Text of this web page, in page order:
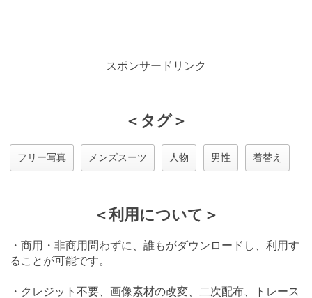
スポンサードリンク
＜タグ＞
フリー写真 メンズスーツ 人物 男性 着替え
＜利用について＞
・商用・非商用問わずに、誰もがダウンロードし、利用す
ることが可能です。
・クレジット不要、画像素材の改変、二次配布、トレース